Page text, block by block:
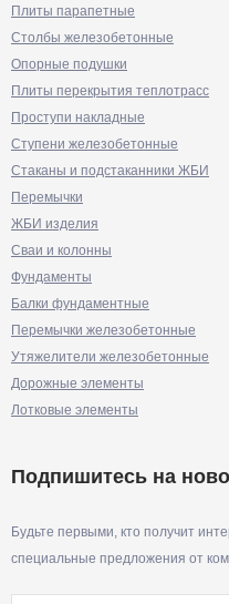
Плиты парапетные
Столбы железобетонные
Опорные подушки
Плиты перекрытия теплотрасс
Проступи накладные
Ступени железобетонные
Стаканы и подстаканники ЖБИ
Перемычки
ЖБИ изделия
Сваи и колонны
Фундаменты
Балки фундаментные
Перемычки железобетонные
Утяжелители железобетонные
Дорожные элементы
Лотковые элементы
Подпишитесь на
Будьте первыми, кто получит
специальные предложения от